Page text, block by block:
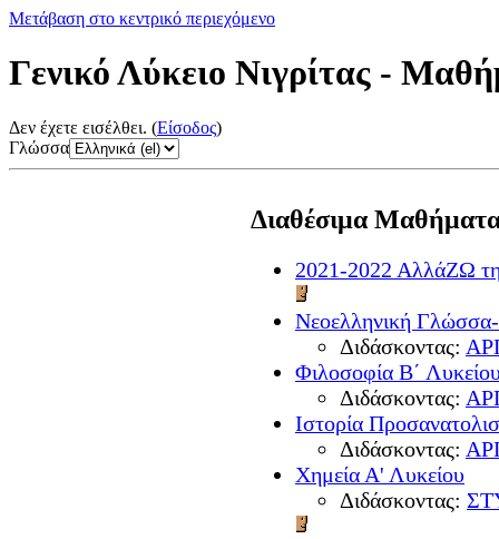
Μετάβαση στο κεντρικό περιεχόμενο
Γενικό Λύκειο Νιγρίτας -
Δεν έχετε εισέλθει. (Είσοδος)
Γλώσσα
Διαθέσιμα
2021-2022 ΑλλάΖΩ
Νεοελληνική
Διδάσκοντας:
Φιλοσοφία Β΄
Διδάσκοντας:
Ιστορία
Διδάσκοντας:
Χημεία Α' Λυκείου
Διδάσκοντας: